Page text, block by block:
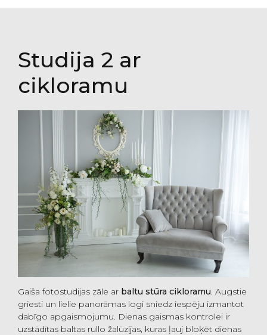
Studija 2 ar
cikloramu
Gaiša fotostudijas zāle ar baltu stūra cikloramu. Augstie
griesti un lielie panorāmas logi sniedz iespēju izmantot
dabīgo apgaismojumu. Dienas gaismas kontrolei ir
uzstādītas baltas rullo žalūzijas, kuras ļauj bloķēt dienas